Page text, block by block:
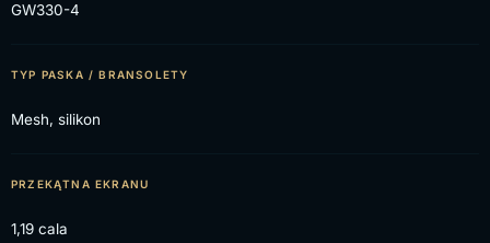
GW330-4
TYP PASKA / BRANSOLETY
Mesh, silikon
PRZEKĄTNA EKRANU
1,19 cala